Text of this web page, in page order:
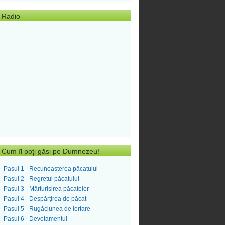
Radio
Cum îl poţi găsi pe Dumnezeu!
Pasul 1 - Recunoaşterea păcatului
Pasul 2 - Regretul păcatului
Pasul 3 - Mărturisirea păcatelor
Pasul 4 - Despărţirea de păcat
Pasul 5 - Rugăciunea de iertare
Pasul 6 - Devotamentul